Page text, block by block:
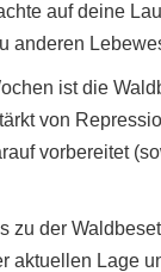
auf deine
anderen
ist die
von
vorbereitet
zu der
aktuellen Lage